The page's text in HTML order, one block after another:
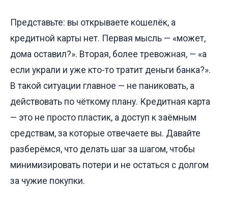
Представьте: вы открываете кошелёк, а
кредитной карты нет. Первая мысль — «может,
дома оставил?». Вторая, более тревожная, — «а
если украли и уже кто-то тратит деньги банка?».
В такой ситуации главное — не паниковать, а
действовать по чёткому плану. Кредитная карта
— это не просто пластик, а доступ к заёмным
средствам, за которые отвечаете вы. Давайте
разберёмся, что делать шаг за шагом, чтобы
минимизировать потери и не остаться с долгом
за чужие покупки.